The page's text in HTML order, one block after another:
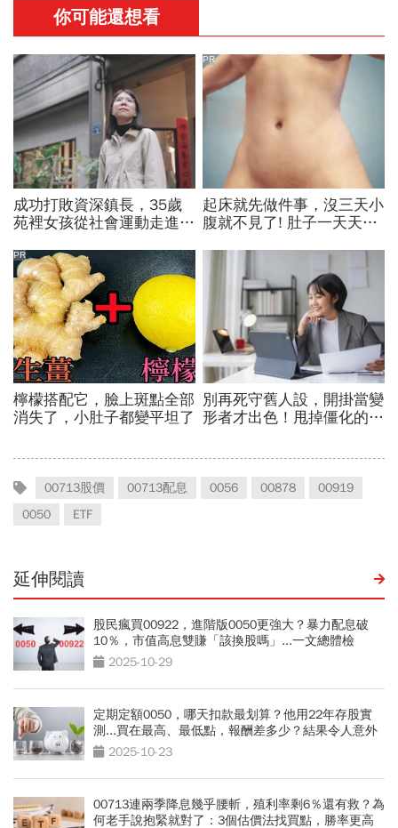
00713股價 00713配息 0056 00878
00919
0050
ETF
延伸閱讀
股民瘋買00922，進階版0050更強大？暴力配息破
10％，市值高息雙賺「該換股嗎」...一文總體檢
2025-10-29
定期定額0050，哪天扣款最划算？他用22年存股實
測...買在最高、最低點，報酬差多少？結果令人意外
2025-10-23
00713連兩季降息幾乎腰斬，殖利率剩6％還有救？為
何老手說抱緊就對了：3個估價法找買點，勝率更高